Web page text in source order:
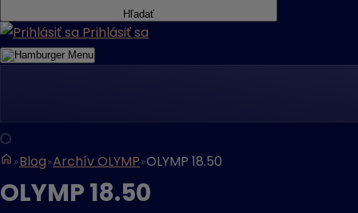
Hľadať
Prihlásiť sa
Menu
Blog Archív OLYMP OLYMP 18.50
OLYMP 18.50